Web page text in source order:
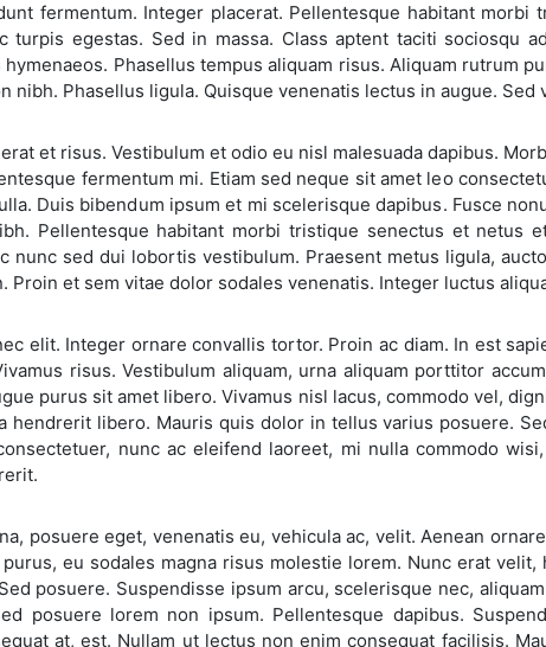
fermentum. Integer placerat. Pellentesque habitant morbi
turpis egestas. Sed in massa. Class aptent taciti sociosqu
Phasellus tempus aliquam risus. Aliquam rutrum
nibh. Phasellus ligula. Quisque venenatis lectus in augue. Sed
et risus. Vestibulum et odio eu nisl malesuada dapibus.
fermentum mi. Etiam sed neque sit amet leo
Duis bibendum ipsum et mi scelerisque dapibus. Fusce
Pellentesque habitant morbi tristique senectus et netus
nunc sed dui lobortis vestibulum. Praesent metus ligula,
Proin et sem vitae dolor sodales venenatis. Integer luctus
elit. Integer ornare convallis tortor. Proin ac diam. In est
risus. Vestibulum aliquam, urna aliquam porttitor
purus sit amet libero. Vivamus nisl lacus, commodo vel,
hendrerit libero. Mauris quis dolor in tellus varius posuere.
nunc ac eleifend laoreet, mi nulla commodo
posuere eget, venenatis eu, vehicula ac, velit. Aenean
eu sodales magna risus molestie lorem. Nunc erat velit,
posuere. Suspendisse ipsum arcu, scelerisque nec,
posuere lorem non ipsum. Pellentesque dapibus.
at, est. Nullam ut lectus non enim consequat facilisis.